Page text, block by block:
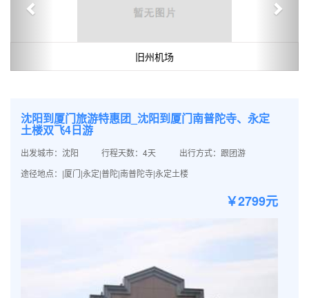
旧州机场
沈阳到厦门旅游特惠团_沈阳到厦门南普陀寺、永定
土楼双飞4日游
出发城市：沈阳 行程天数：4天
出行方式：跟团游
途径地点：|厦门|永定|普陀|南普陀寺|永定土楼
￥2799元